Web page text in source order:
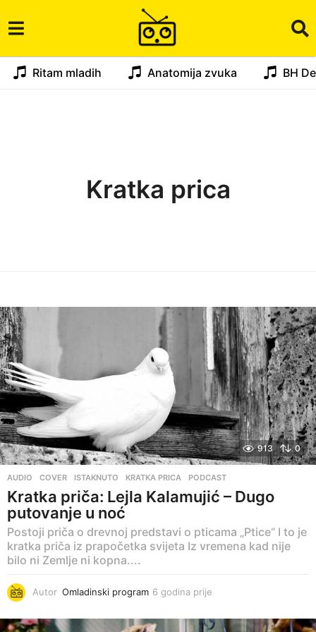
Ritam mladih Anatomija zvuka BH
Kratka prica
913 0
AUDIO ,COVER ,ISTAKNUTO ,KRATKA PRICA ,PODCAST
Kratka priča: Lejla Kalamujić – Dugo
putovanje u noć
Postoji priča o drevnoj predstavi o pticama „Ptice“ I to je
kratka priča iz prapočetka svijeta Iz vremena kad nije
bilo ni Zemlje ni kopna....
Autor Omladinski program 6 godina prije
o